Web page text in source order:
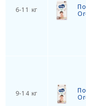
6-11 кг
9-14 кг